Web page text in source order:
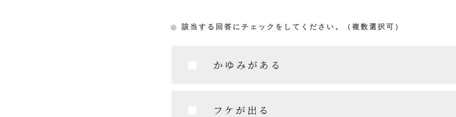
該当する回答にチェックをしてください。（複数選択可）
かゆみがある
フケが出る